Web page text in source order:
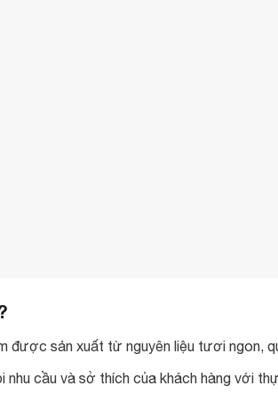
được sản xuất từ nguyên liệu tươi ngon,
nhu cầu và sở thích của khách hàng với